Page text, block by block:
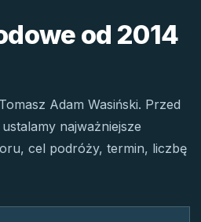
od 2014
Adam Wasiński. Przed
najważniejsze
cel podróży, termin, liczbę